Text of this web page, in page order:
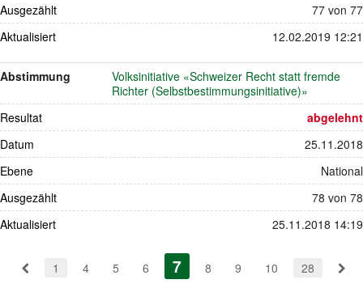
Ausgezählt
77 von 77
Aktualisiert
12.02.2019 12:21
Abstimmung
Volksinitiative «Schweizer Recht statt fremde
Richter (Selbstbestimmungsinitiative)»
Resultat
abgelehnt
Datum
25.11.2018
Ebene
National
Ausgezählt
78 von 78
Aktualisiert
25.11.2018 14:19
Pagination
1 4 5 6 7 (aktiv)
8 9 10 28